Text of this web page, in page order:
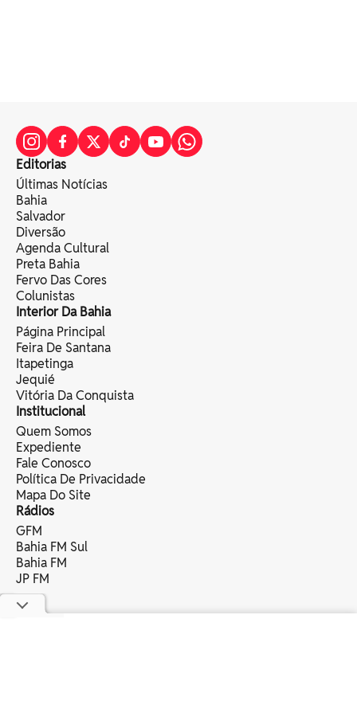
Editorias
Últimas Notícias
Bahia
Salvador
Diversão
Agenda Cultural
Preta Bahia
Fervo Das Cores
Colunistas
Interior Da Bahia
Página Principal
Feira De Santana
Itapetinga
Jequié
Vitória Da Conquista
Institucional
Quem Somos
Expediente
Fale Conosco
Política De Privacidade
Mapa Do Site
Rádios
GFM
Bahia FM Sul
Bahia FM
JP FM